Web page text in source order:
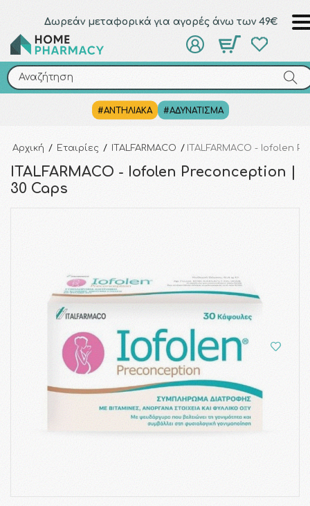
Δωρεάν μεταφορικά για αγορές άνω των 49€
Αναζήτηση
#ΑΝΤΗΛΙΑΚΑ #ΑΔΥΝΑΤΙΣΜΑ
Αναζήτηση
Αρχική / Εταιρίες / ITALFARMACO / ITALFARMACO - Iofolen
ITALFARMACO - Iofolen Preconception |
30 Caps